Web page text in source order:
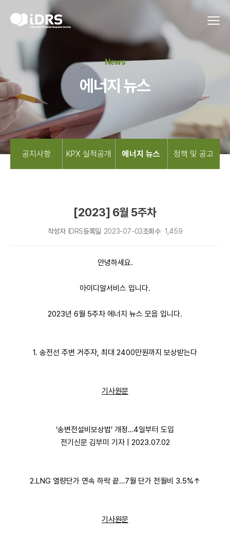
News
에너지 뉴스
공지사항 KPX 실적공개 에너지 뉴스 정책 및 공고
[2023] 6월 5주차
작성자 IDRS등록일 2023-07-03조회수 1,459
안녕하세요.
아이디알서비스 입니다.
2023년 6월 5주차 에너지 뉴스 모음 입니다.
1. 송전선 주변 거주자, 최대 2400만원까지 보상받는다
기사원문
‘송변전설비보상법’ 개정…4일부터 도입
전기신문 김부미 기자 | 2023.07.02
2.LNG 열량단가 연속 하락 끝…7월 단가 전월비 3.5%↑
기사원문